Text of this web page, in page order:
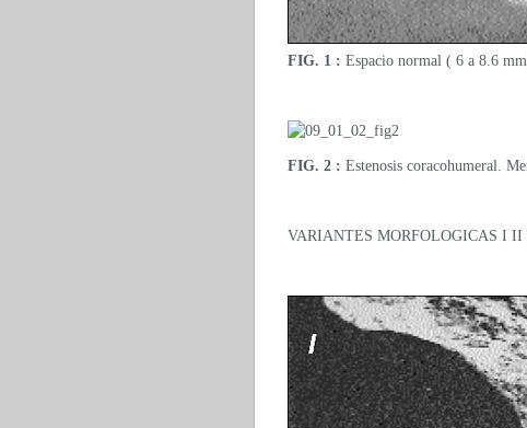
FIG. 1 : Espacio normal ( 6 a 8.6
FIG. 2 : Estenosis coracohumeral.
VARIANTES MORFOLOGICAS I II